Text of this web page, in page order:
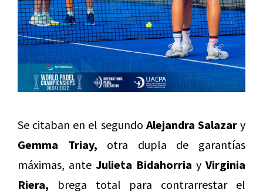
Se citaban en el segundo Alejandra Salazary
Gemma Triay, otra dupla de garantías
máximas, ante Julieta Bidahorria y Virginia
Riera, brega total para contrarrestar el